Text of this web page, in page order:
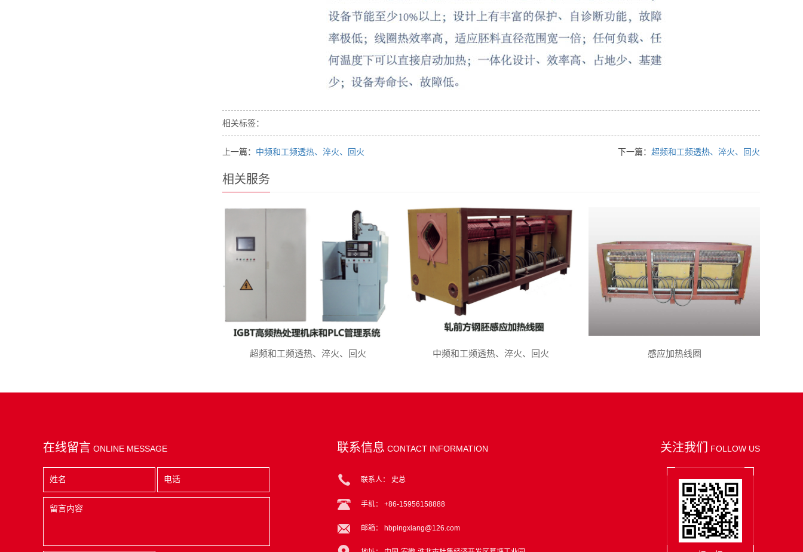
相关标签：
上一篇： 中频和工频透热、淬火、回火 下一篇： 超频和工频透热、淬火、回火
相关服务
超频和工频透热、淬火、回火 中频和工频透热、淬火、回火 感应加热线圈
关注我们 FOLLOW US
在线留言 ONLINE MESSAGE 联系信息 CONTACT INFORMATION
联系人： 史总
手机： +86-15956158888
邮箱： hbpingxiang@126.com